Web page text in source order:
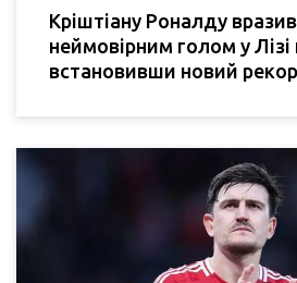
Кріштіану Роналду вразив
неймовірним голом у Лізі
встановивши новий